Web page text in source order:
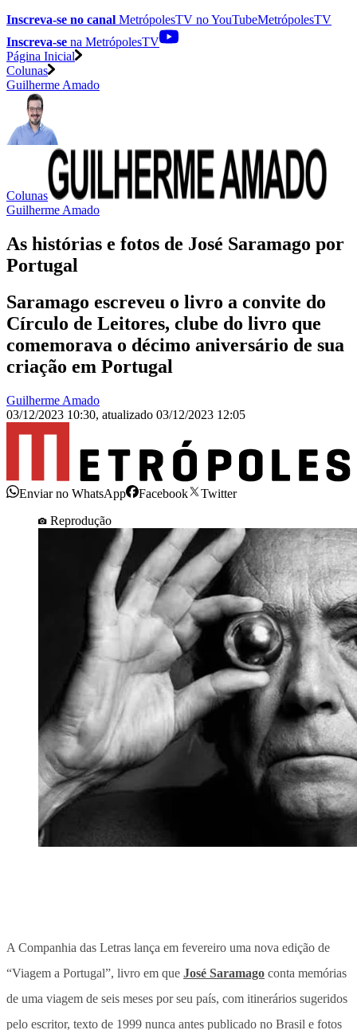
Inscreva-se no canal MetrópolesTV noYouTubeMetrópolesTV
Inscreva-se na MetrópolesTV
Página Inicial
Colunas
Guilherme Amado
Colunas
Guilherme Amado
As histórias e fotos de José Saramago por
Portugal
Saramago escreveu o livro a convite do
Círculo de Leitores, clube do livro que
comemorava o décimo aniversário de sua
criação em Portugal
Guilherme Amado
03/12/2023 10:30, atualizado 03/12/2023 12:05
Enviar no WhatsApp Facebook
Twitter
Reprodução
A Companhia das Letras lança em fevereiro uma nova edição de
“Viagem a Portugal”, livro em que José Saramago conta memórias
de uma viagem de seis meses por seu país, com itinerários sugeridos
pelo escritor, texto de 1999 nunca antes publicado no Brasil e fotos